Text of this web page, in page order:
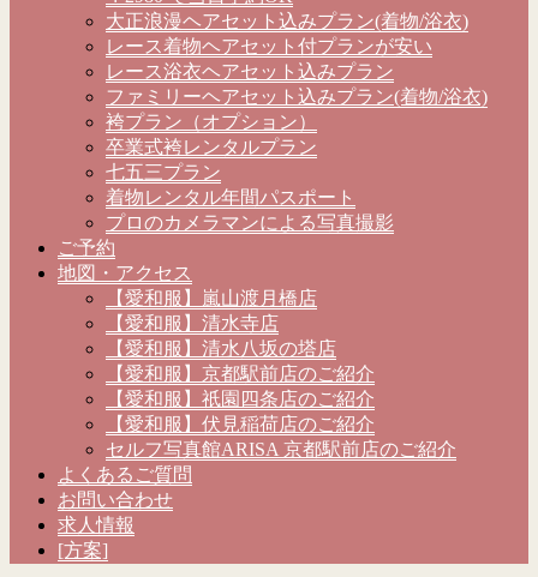
大正浪漫ヘアセット込みプラン(着物/浴衣)
レース着物ヘアセット付プランが安い
レース浴衣ヘアセット込みプラン
ファミリーヘアセット込みプラン(着物/浴衣)
袴プラン（オプション）
卒業式袴レンタルプラン
七五三プラン
着物レンタル年間パスポート
プロのカメラマンによる写真撮影
ご予約
地図・アクセス
【愛和服】嵐山渡月橋店
【愛和服】清水寺店
【愛和服】清水八坂の塔店
【愛和服】京都駅前店のご紹介
【愛和服】祇園四条店のご紹介
【愛和服】伏見稲荷店のご紹介
セルフ写真館ARISA 京都駅前店のご紹介
よくあるご質問
お問い合わせ
求人情報
[方案]